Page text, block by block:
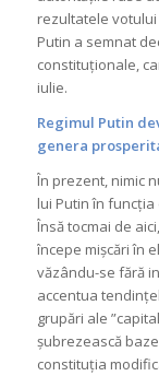
rezultatele
Putin a semnat
constituționale,
iulie.
Regimul Putin
genera
În prezent, nimic
lui Putin în
Însă tocmai de
începe mișcări în
văzându-se fără
accentua
grupări ale
șubrezească
constituția